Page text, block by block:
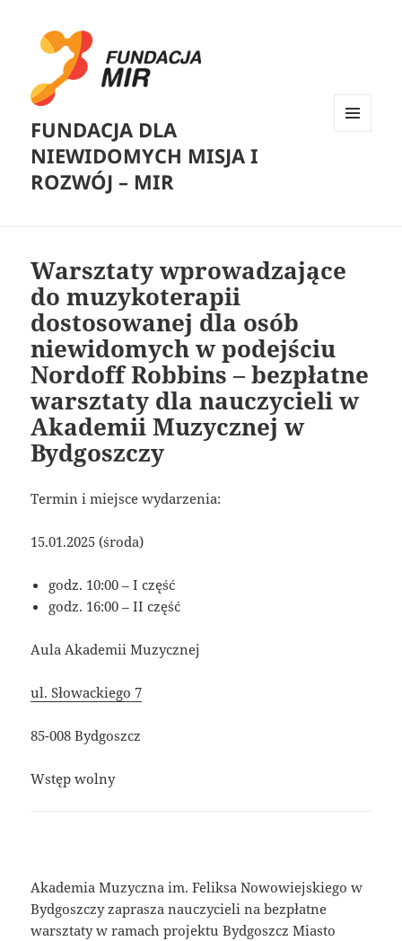
FUNDACJA DLA
NIEWIDOMYCH MISJA I
ROZWÓJ – MIR
Warsztaty wprowadzające
do muzykoterapii
dostosowanej dla osób
niewidomych w podejściu
Nordoff Robbins – bezpłatne
warsztaty dla nauczycieli w
Akademii Muzycznej w
Bydgoszczy
Termin i miejsce wydarzenia:
15.01.2025 (środa)
godz. 10:00 – I część
godz. 16:00 – II część
Aula Akademii Muzycznej
ul. Słowackiego 7
85-008 Bydgoszcz
Wstęp wolny
Akademia Muzyczna im. Feliksa Nowowiejskiego w
Bydgoszczy zaprasza nauczycieli na bezpłatne
warsztaty w ramach projektu Bydgoszcz Miasto